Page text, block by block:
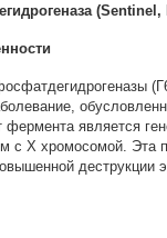
(Sentinel,
фермента является
с Х хромосомой. Эта
деструкции